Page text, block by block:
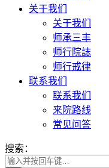
关于我们
关于我们
师承三丰
师行院誌
师行戒律
联系我们
联系我们
来院路线
常见问答
搜索：